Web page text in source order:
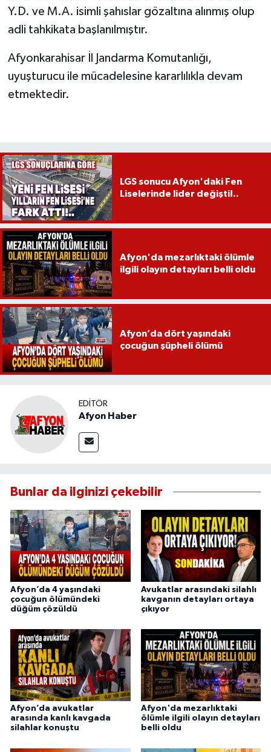
Y.D. ve M.A. isimli şahıslar gözaltına alınmış olup
adli tahkikata başlanılmıştır.
Afyonkarahisar İl Jandarma Komutanlığı,
uyuşturucu ile mücadelesine kararlılıkla devam
etmektedir.
LGS sonucu Afyon'daki Fen
Liselerinde lider değişti!..
Afyon'da mezarlıktaki ölümle
ilgili olayın detayları belli oldu
Afyon’da dört yaşındaki
çocuğun şüpheli ölümü
EDITÖR
Afyon Haber
Bunlar da ilginizi çekebilir
Afyon’da 4 yaşındaki
çocuğun ölümündeki
düğüm çözüldü
Avukatlar arasındaki silahlı
kavganın detayları ortaya
çıkıyor
Afyon’da avukatlar
arasında kanlı kavgada
silahlar konuştu
Afyon'da mezarlıktaki
ölümle ilgili olayın detayları
belli oldu